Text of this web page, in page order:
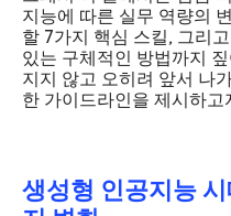
지능에 따른 실무 역량의
할 7가지 핵심 스킬, 그리
있는 구체적인 방법까지
지지 않고 오히려 앞서 나
한 가이드라인을 제시하고
생성형 인공지능